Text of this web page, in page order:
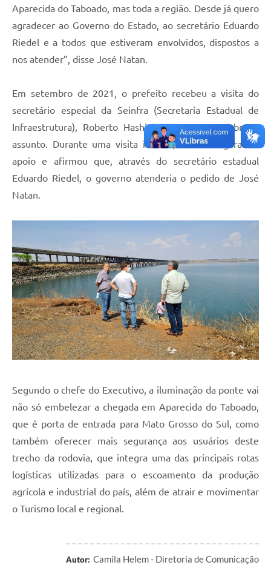
Aparecida do Taboado, mas toda a região. Desde já quero
agradecer ao Governo do Estado, ao secretário Eduardo
Riedel e a todos que estiveram envolvidos, dispostos a
nos atender”, disse José Natan.
Em setembro de 2021, o prefeito recebeu a visita do
secretário especial da Seinfra (Secretaria Estadual de
Infraestrutura), Roberto Hashioka, para tratar sobre o
assunto. Durante uma visita in loco, Hashioka garantiu
apoio e afirmou que, através do secretário estadual
Eduardo Riedel, o governo atenderia o pedido de José
Natan.
Segundo o chefe do Executivo, a iluminação da ponte vai
não só embelezar a chegada em Aparecida do Taboado,
que é porta de entrada para Mato Grosso do Sul, como
também oferecer mais segurança aos usuários deste
trecho da rodovia, que integra uma das principais rotas
logísticas utilizadas para o escoamento da produção
agrícola e industrial do país, além de atrair e movimentar
o Turismo local e regional.
Autor: Camila Helem - Diretoria de Comunicação